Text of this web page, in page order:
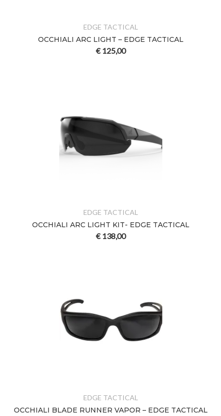
EDGE TACTICAL
OCCHIALI ARC LIGHT – EDGE TACTICAL
€125,00
EDGE TACTICAL
OCCHIALI ARC LIGHT KIT- EDGE TACTICAL
€138,00
EDGE TACTICAL
OCCHIALI BLADE RUNNER VAPOR – EDGE TACTICAL